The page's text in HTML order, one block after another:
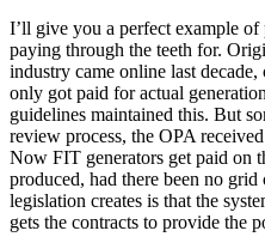
I’ll give you a perfect example
paying through the teeth for.
industry came online last
only got paid for actual
guidelines maintained this. But
review process, the OPA
Now FIT generators get paid on
produced, had there been no
legislation creates is that the
gets the contracts to provide the